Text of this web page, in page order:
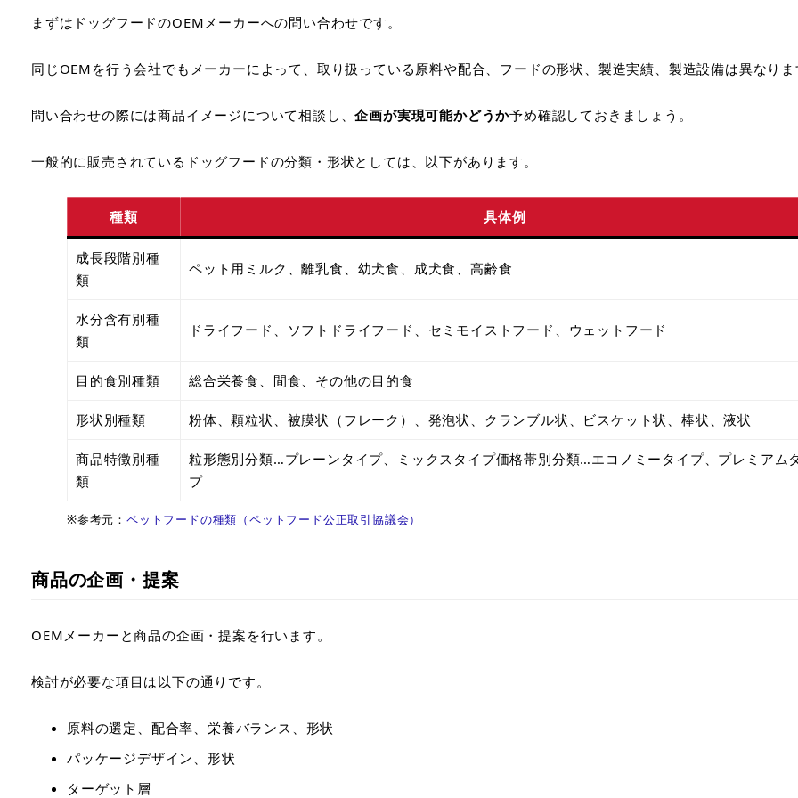
まずはドッグフードのOEMメーカーへの問い合わせです。
同じOEMを行う会社でもメーカーによって、取り扱っている原料や配合、フードの形状、製造実績、製造設備は異なり
問い合わせの際には商品イメージについて相談し、企画が実現可能かどうか予め確認しておきましょう。
一般的に販売されているドッグフードの分類・形状としては、以下があります。
種類 具体例
成長段階別種
類
ペット用ミルク、離乳食、幼犬食、成犬食、高齢食
水分含有別種
類
ドライフード、ソフトドライフード、セミモイストフード、ウェットフード
目的食別種類 総合栄養食、間食、その他の目的食
形状別種類 粉体、顆粒状、被膜状（フレーク）、発泡状、クランブル状、ビスケット状、棒状、液状
商品特徴別種
類
粒形態別分類…プレーンタイプ、ミックスタイプ価格帯別分類…エコノミータイプ、プレミアム
プ
※参考元： ペットフードの種類（ペットフード公正取引協議会）
商品の企画・提案
OEMメーカーと商品の企画・提案を行います。
検討が必要な項目は以下の通りです。
原料の選定、配合率、栄養バランス、形状
パッケージデザイン、形状
ターゲット層